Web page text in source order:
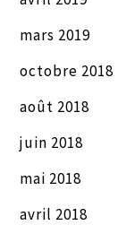
mars 2019
octobre 2018
août 2018
juin 2018
mai 2018
avril 2018